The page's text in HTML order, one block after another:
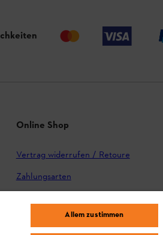
Online Shop
Vertrag widerrufen / Retoure
Zahlungsarten
Reklamation und Garantie
Allem zustimmen